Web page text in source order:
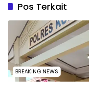
Pos Terkait
BREAKING NEWS